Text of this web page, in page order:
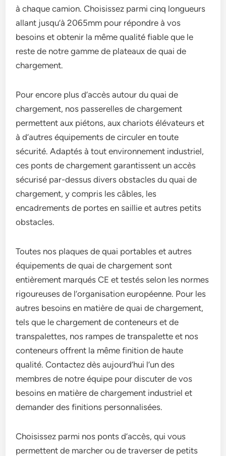
à chaque camion. Choisissez parmi cinq longueurs
allant jusqu’à 2065mm pour répondre à vos
besoins et obtenir la même qualité fiable que le
reste de notre gamme de plateaux de quai de
chargement.
Pour encore plus d’accès autour du quai de
chargement, nos passerelles de chargement
permettent aux piétons, aux chariots élévateurs et
à d’autres équipements de circuler en toute
sécurité. Adaptés à tout environnement industriel,
ces ponts de chargement garantissent un accès
sécurisé par-dessus divers obstacles du quai de
chargement, y compris les câbles, les
encadrements de portes en saillie et autres petits
obstacles.
Toutes nos plaques de quai portables et autres
équipements de quai de chargement sont
entièrement marqués CE et testés selon les normes
rigoureuses de l’organisation européenne. Pour les
autres besoins en matière de quai de chargement,
tels que le chargement de conteneurs et de
transpalettes, nos rampes de transpalette et nos
conteneurs offrent la même finition de haute
qualité. Contactez dès aujourd’hui l’un des
membres de notre équipe pour discuter de vos
besoins en matière de chargement industriel et
demander des finitions personnalisées.
Choisissez parmi nos ponts d’accès, qui vous
permettent de marcher ou de traverser de petits